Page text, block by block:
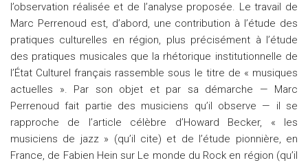
l’observation réalisée et de l’analyse proposée. Le travail de
Marc Perrenoud est, d’abord, une contribution à l’étude des
pratiques culturelles en région, plus précisément à l’étude
des pratiques musicales que la rhétorique institutionnelle de
l’État Culturel français rassemble sous le titre de « musiques
actuelles ». Par son objet et par sa démarche — Marc
Perrenoud fait partie des musiciens qu’il observe — il se
rapproche de l’article célèbre d’Howard Becker, « les
musiciens de jazz » (qu’il cite) et de l’étude pionnière, en
France, de Fabien Hein sur Le monde du Rock en région (qu’il